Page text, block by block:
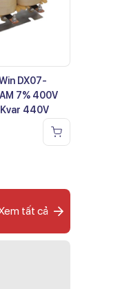
DX07-
7% 400V
440V
tất cả